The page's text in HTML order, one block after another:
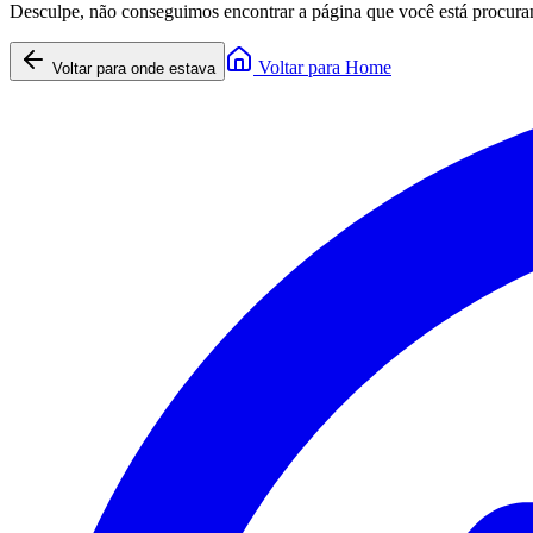
Desculpe, não conseguimos encontrar a página que você está
Voltar para onde estava Voltar para Home